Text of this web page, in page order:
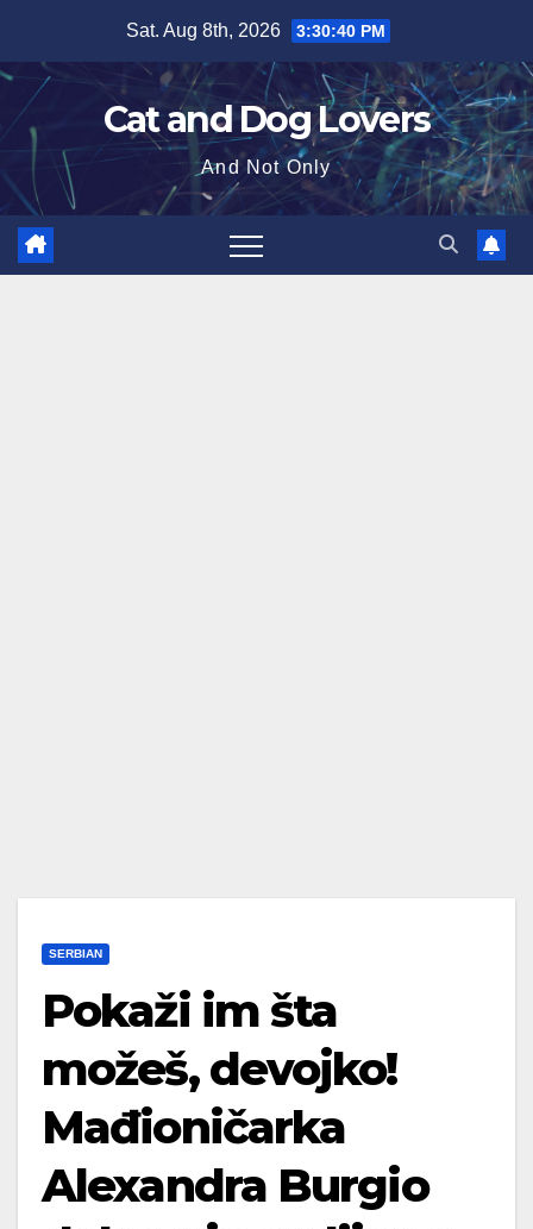
content
Sat. Aug 8th, 2026 3:30:41 PM
Cat and Dog Lovers
And Not Only
SERBIAN
Pokaži im šta
možeš, devojko!
Mađioničarka
Alexandra Burgio